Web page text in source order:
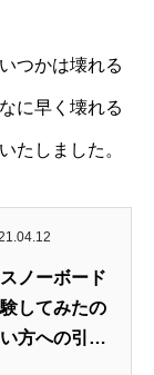
つかは壊れる
に早く壊れる
たしました。
ノーボード
してみたの
方への引